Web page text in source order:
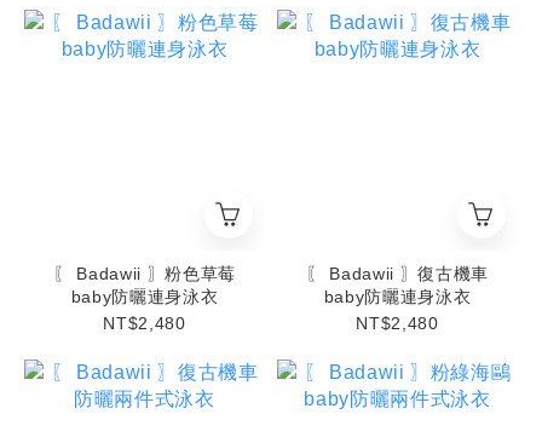
〖 Badawii 〗粉色草莓
baby防曬連身泳衣
NT$2,480
〖 Badawii 〗復古機車
baby防曬連身泳衣
NT$2,480